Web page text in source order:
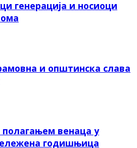
генерација и носиоци
и општинска слава
венаца у
годишњица